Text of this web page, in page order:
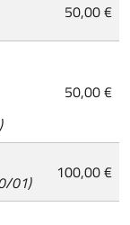
50,00 €
50,00 €
01)
100,00 €